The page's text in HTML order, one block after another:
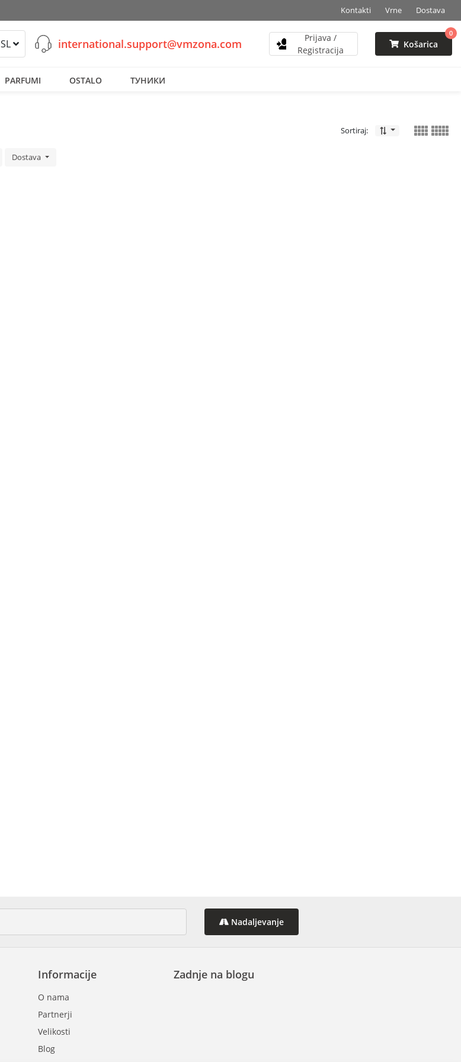
Kontakti Vrne Dostava
SL international.support@vmzona.com
Prijava /
Registracija
Košarica
0
PARFUMI OSTALO ТУНИКИ
Sortiraj:
Dostava
Nadaljevanje
Informacije
O nama
Partnerji
Velikosti
Blog
Zadnje na blogu